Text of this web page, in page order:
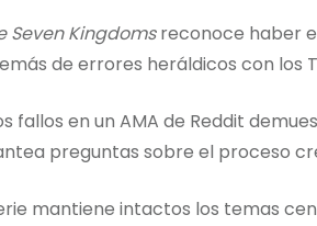
Seven Kingdomsreconoce haber
de errores heráldicos con los
fallos en un AMA de Reddit
preguntas sobre el proceso
mantiene intactos los temas